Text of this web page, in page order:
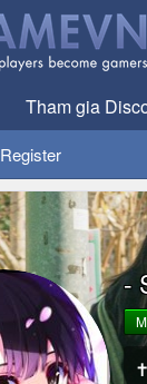
Tham gia
Register
-